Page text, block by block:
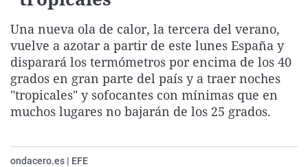
Gente viajera
Como el perro y el
Retornados
Equipo de
Operación Viuda
Galicia
La Rioja
Navarra
País Vasco
Televisión
Elecciones
Una nueva ola de calor, la tercera del verano,
vuelve a azotar a partir de este lunes España y
disparará los termómetros por encima de los 40
grados en gran parte del país y a traer noches
"tropicales" y sofocantes con mínimas que en
muchos lugares no bajarán de los 25 grados.
ondacero.es | EFE